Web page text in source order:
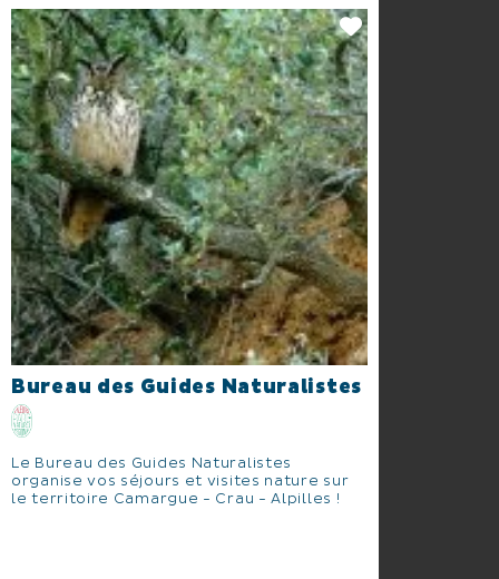
Bureau des Guides Naturalistes
Le Bureau des Guides Naturalistes
organise vos séjours et visites nature sur
le territoire Camargue - Crau - Alpilles !